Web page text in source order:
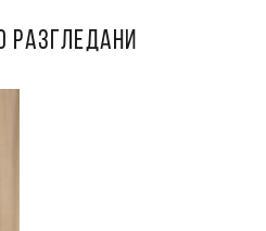
РАЗГЛЕДАНИ